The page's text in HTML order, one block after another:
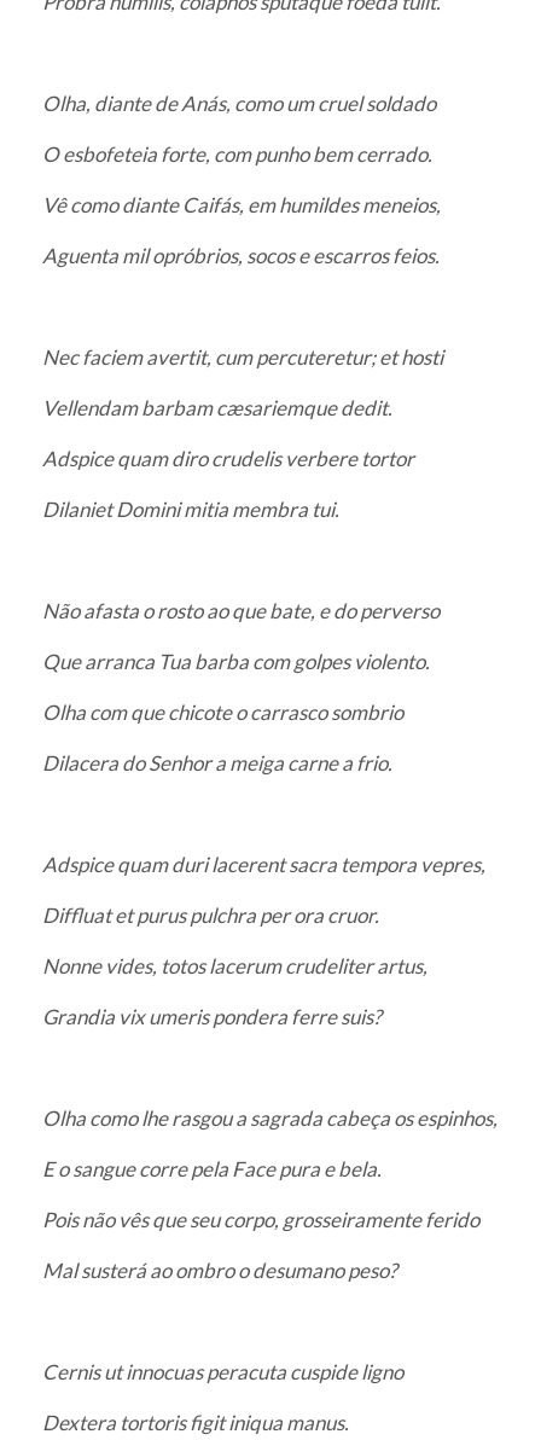
Olha, diante de Anás, como um cruel soldado
O esbofeteia forte, com punho bem cerrado.
Vê como diante Caifás, em humildes meneios,
Aguenta mil opróbrios, socos e escarros feios.
Nec faciem avertit, cum percuteretur; et hosti
Vellendam barbam cæsariemque dedit.
Adspice quam diro crudelis verbere tortor
Dilaniet Domini mitia membra tui.
Não afasta o rosto ao que bate, e do perverso
Que arranca Tua barba com golpes violento.
Olha com que chicote o carrasco sombrio
Dilacera do Senhor a meiga carne a frio.
Adspice quam duri lacerent sacra tempora vepres,
Diffluat et purus pulchra per ora cruor.
Nonne vides, totos lacerum crudeliter artus,
Grandia vix umeris pondera ferre suis?
Olha como lhe rasgou a sagrada cabeça os espinhos,
E o sangue corre pela Face pura e bela.
Pois não vês que seu corpo, grosseiramente ferido
Mal susterá ao ombro o desumano peso?
Cernis ut innocuas peracuta cuspide ligno
Dextera tortoris figit iniqua manus.